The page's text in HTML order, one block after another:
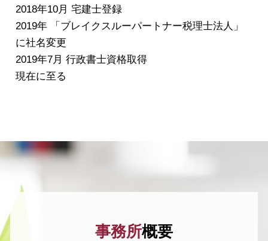
2018年10月 宅建士登録
2019年 「ブレイクスルーパートナー税理士法人」
に社名変更
2019年7月 行政書士資格取得
現在に至る
事務所概要